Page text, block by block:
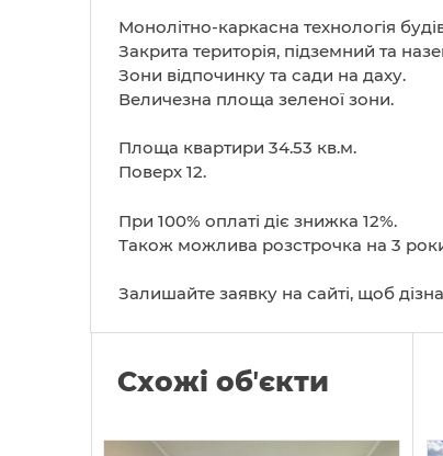
Монолітно-каркасна технологія
Закрита територія, підземний та
Зони відпочинку та сади на даху.
Величезна площа зеленої зони.
Площа квартири 34.53 кв.м.
Поверх 12.
При 100% оплаті діє знижка 12%.
Також можлива розстрочка на 3
Залишайте заявку на сайті, щоб
Схожі обʼєкти